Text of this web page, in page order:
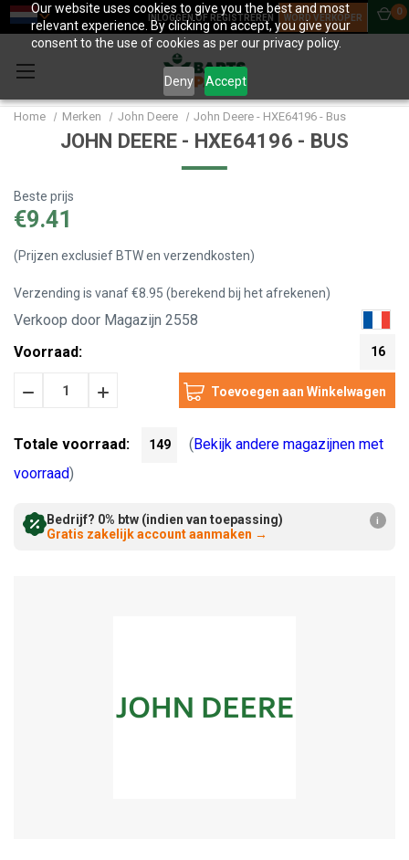
Our website uses cookies to give you the best and most
relevant experience. By clicking on accept, you give your
consent to the use of cookies as per our privacy policy.
Deny Accept
INLOGGEN OF REGISTREREN WORD VERKOPER
0
Home Merken John Deere John Deere - HXE64196 - Bus
JOHN DEERE - HXE64196 - BUS
Beste prijs
€9.41
(Prijzen exclusief BTW en verzendkosten)
Verzending is vanaf €8.95 (berekend bij het afrekenen)
Verkoop door Magazijn 2558
Voorraad:
16
HoeveelheidHoeveelheid
Totale voorraad: 149 ( Bekijk andere magazijnen met
voorraad)
Bedrijf? 0% btw (indien van toepassing)
Gratis zakelijk account aanmaken →
i